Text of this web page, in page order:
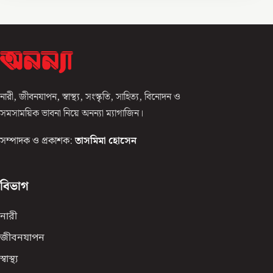
নারী, জীবনযাপন, স্বাস্থ্য, সংস্কৃতি, সাহিত্য, বিনোদন ও
সমসাময়িক ভাবনা নিয়ে অনন্যা ম্যাগাজিন।
সম্পাদক ও প্রকাশক: তাসমিমা হোসেন
বিভাগ
নারী
জীবনযাপন
স্বাস্থ্য